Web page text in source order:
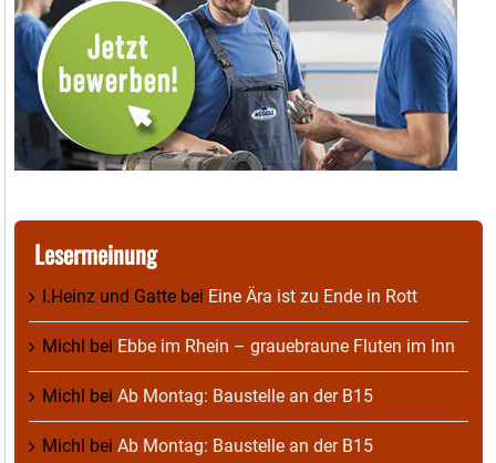
Lesermeinung
I.Heinz und Gatte bei Eine Ära ist zu Ende in Rott
Michl bei Ebbe im Rhein – grauebraune Fluten im Inn
Michl bei Ab Montag: Baustelle an der B15
Michl bei Ab Montag: Baustelle an der B15